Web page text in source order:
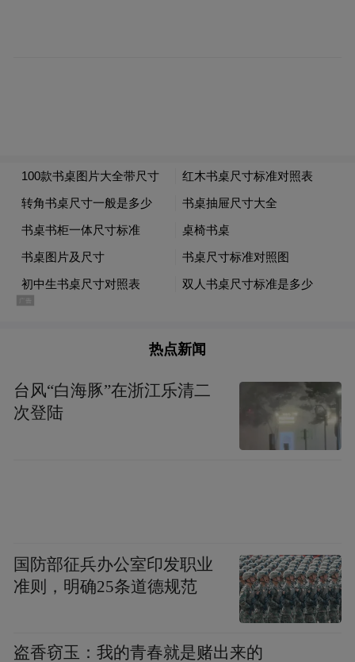
时做好信息的发布，很可能会引起公众的恐
慌之情。
这个过程中，其实就牵扯到了一个信息不对
称的问题。
从信息论角度来看，
。根据谣言传播公式R≈I×A/C，其中
称的程度，如果将消息公开，降低消息模糊
性，提升信息对称程度，谣言的传播强度会
得更多空间。
热点新闻
台风“白海豚”在浙江乐清二
次登陆
国防部征兵办公室印发职业
准则，明确25条道德规范
盗香窃玉：我的青春就是赌出来的